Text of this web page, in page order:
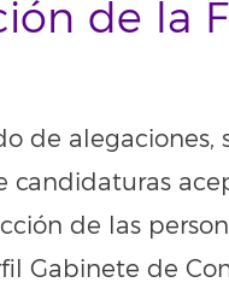
de la
de
de las
Gabinete de